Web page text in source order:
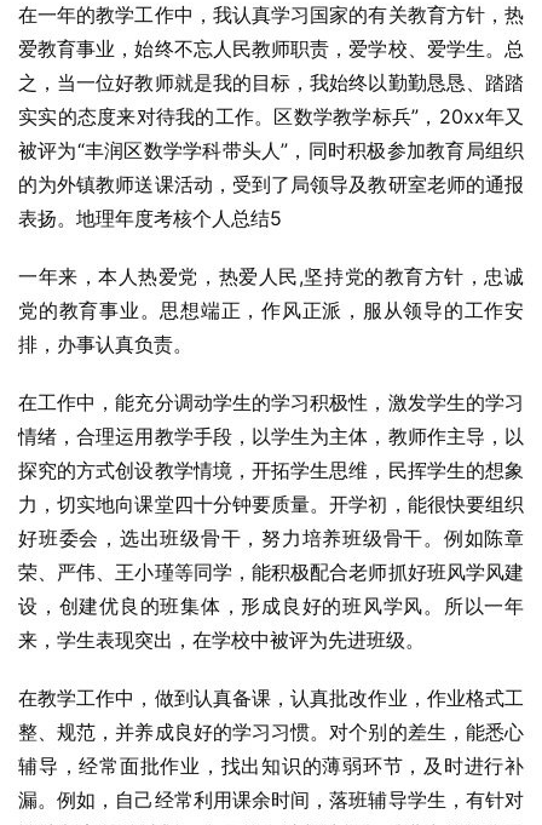
在一年的教学工作中，我认真学习国家的有关教育方针，热
爱教育事业，始终不忘人民教师职责，爱学校、爱学生。总
之，当一位好教师就是我的目标，我始终以勤勤恳恳、踏踏
实实的态度来对待我的工作。区数学教学标兵”，20xx年又
被评为“丰润区数学学科带头人”，同时积极参加教育局组织
的为外镇教师送课活动，受到了局领导及教研室老师的通报
表扬。地理年度考核个人总结5
一年来，本人热爱党，热爱人民,坚持党的教育方针，忠诚
党的教育事业。思想端正，作风正派，服从领导的工作安
排，办事认真负责。
在工作中，能充分调动学生的学习积极性，激发学生的学习
情绪，合理运用教学手段，以学生为主体，教师作主导，以
探究的方式创设教学情境，开拓学生思维，民挥学生的想象
力，切实地向课堂四十分钟要质量。开学初，能很快要组织
好班委会，选出班级骨干，努力培养班级骨干。例如陈章
荣、严伟、王小瑾等同学，能积极配合老师抓好班风学风建
设，创建优良的班集体，形成良好的班风学风。所以一年
来，学生表现突出，在学校中被评为先进班级。
在教学工作中，做到认真备课，认真批改作业，作业格式工
整、规范，并养成良好的学习习惯。对个别的差生，能悉心
辅导，经常面批作业，找出知识的薄弱环节，及时进行补
漏。例如，自己经常利用课余时间，落班辅导学生，有针对